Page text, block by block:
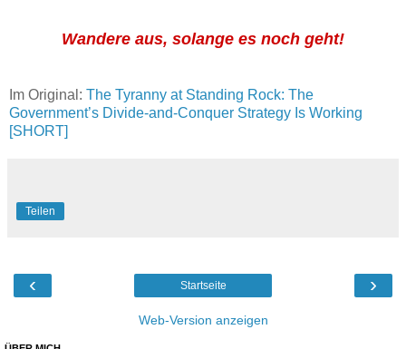
Wandere aus, solange es noch geht!
Im Original: The Tyranny at Standing Rock: The
Government’s Divide-and-Conquer Strategy Is Working
[SHORT]
Teilen
‹ ›
Startseite
Web-Version anzeigen